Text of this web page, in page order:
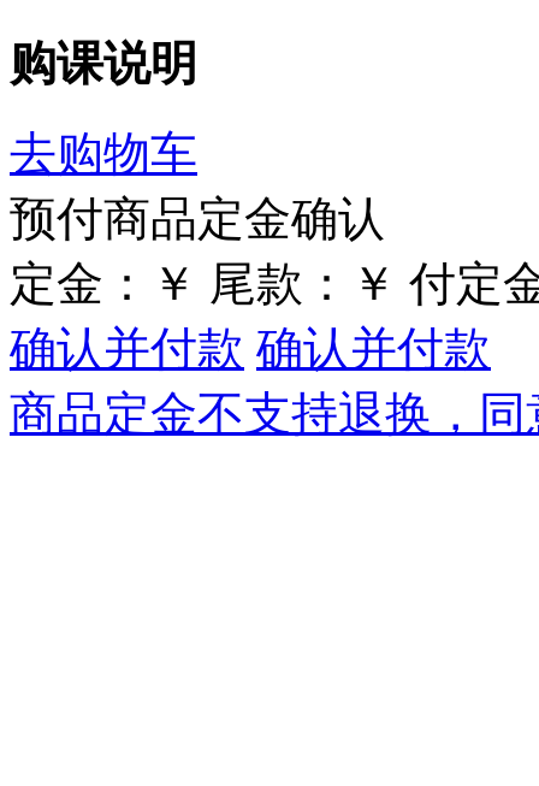
购课说明
去购物车
预付商品定金确认
定金：
￥ 尾款： ￥ 付定
确认并付款 确认并付款
商品定金不支持退换，